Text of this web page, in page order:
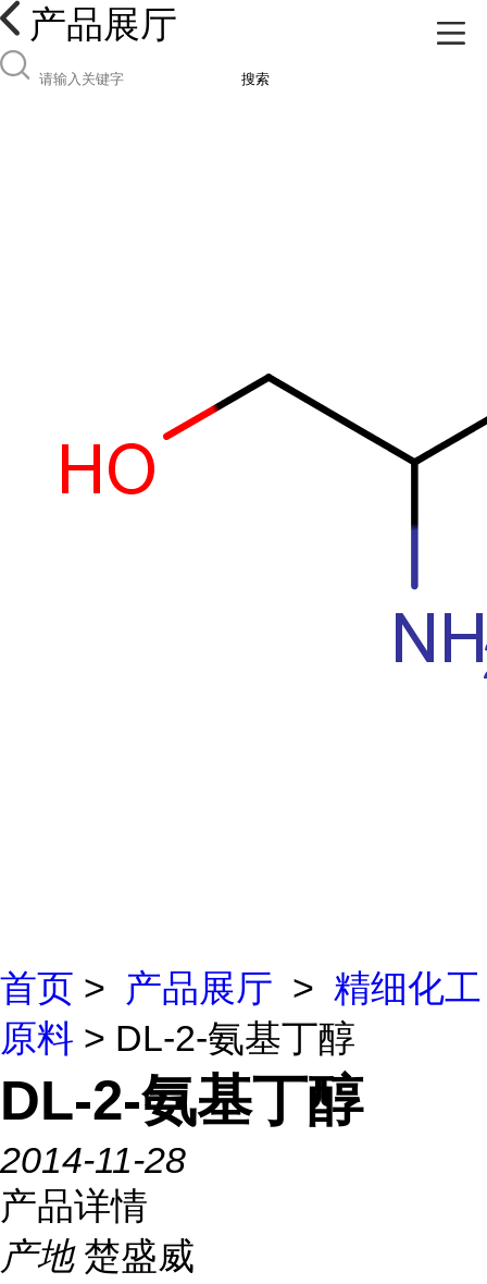
产品展厅
搜索
首页 > 产品展厅 > 精细化工
原料 > DL-2-氨基丁醇
DL-2-氨基丁醇
2014-11-28
产品详情
产地 楚盛威